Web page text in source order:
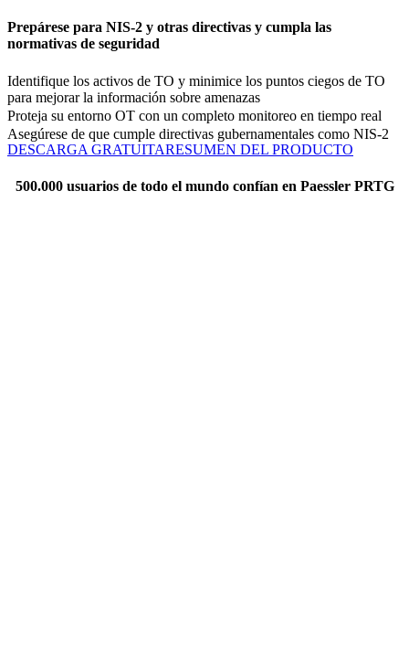
Prepárese para NIS-2 y otras directivas y cumpla las
normativas de seguridad
Identifique los activos de TO y minimice los puntos ciegos de TO
para mejorar la información sobre amenazas
Proteja su entorno OT con un completo monitoreo en tiempo real
Asegúrese de que cumple directivas gubernamentales como NIS-2
DESCARGA GRATUITARESUMEN DEL PRODUCTO
500.000 usuarios de todo el mundo confían en Paessler PRTG